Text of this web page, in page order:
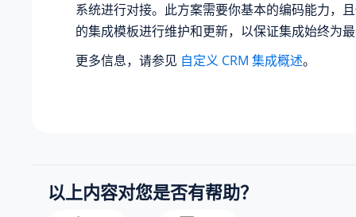
系统进行对接。此方案需要你基本的编码能力，
的集成模板进行维护和更新，以保证集成始终为
更多信息，请参见 自定义 CRM 集成概述。
以上内容对您是否有帮助？